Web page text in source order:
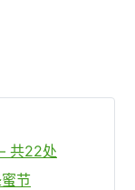
共22处
节